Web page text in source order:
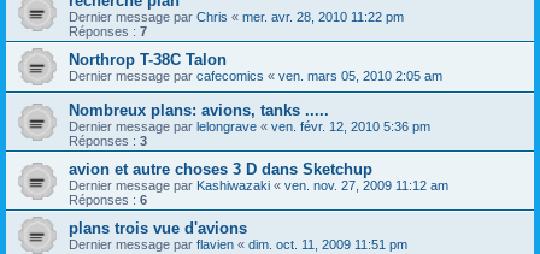
Dernier message par Chris « mer. avr. 28, 2010 11:22 pm
Réponses : 7
Northrop T-38C Talon
Dernier message par cafecomics « ven. mars 05, 2010 2:05 am
Nombreux plans: avions, tanks .....
Dernier message par lelongrave « ven. févr. 12, 2010 5:36 pm
Réponses : 3
avion et autre choses 3 D dans Sketchup
Dernier message par Kashiwazaki « ven. nov. 27, 2009 11:12 am
Réponses : 6
plans trois vue d'avions
Dernier message par flavien « dim. oct. 11, 2009 11:51 pm